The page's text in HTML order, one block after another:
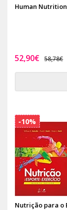
Human
52,90€ 58,78€
Nutrição para o
-10%